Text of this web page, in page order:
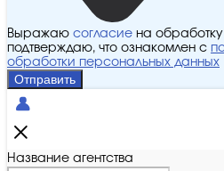
Выражаю согласие на
подтверждаю, что ознакомлен с
обработки персональных данных
Отправить
Название агентства